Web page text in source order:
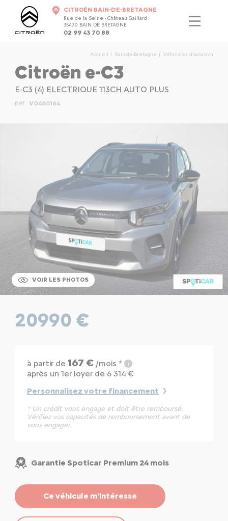
CITROËN BAIN-DE-BRETAGNE
Rue de la Seine - Château Gaillard
35470 BAIN DE BRETAGNE
02 99 43 70 88
Accueil Bain-de-Bretagne Véhicules d'occasion
Citroën e-C3
E-C3 (4) ELECTRIQUE 113CH AUTO PLUS
Réf : VO460164
VOIR LES PHOTOS
20990 €
à partir de 167 €/mois *
après un 1er loyer de 6 314 €
Personnalisez votre financement
* Un crédit vous engage et doit être remboursé.
Vérifiez vos capacités de remboursement avant de
vous engager.
Garantie Spoticar Premium 24 mois
Ce véhicule m'intéresse